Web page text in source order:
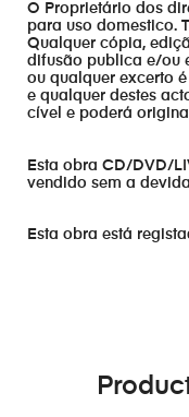
O Proprietário dos
para uso domestico.
Qualquer cópia,
difusão publica e/ou
ou qualquer excerto
e qualquer destes
cível e poderá
Esta obra CD/DVD/
vendido sem a
Esta obra está